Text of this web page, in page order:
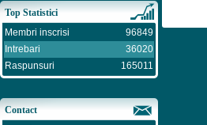
Top Statistici
Membri inscrisi
96849
Intrebari
36020
Raspunsuri
165011
Contact